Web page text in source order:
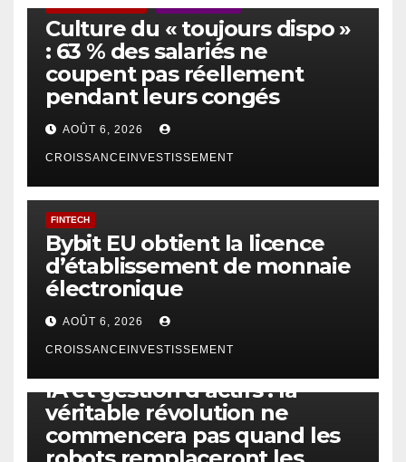
Culture du « toujours dispo »
: 63 % des salariés ne
coupent pas réellement
pendant leurs congés
AOÛT 6, 2026
CROISSANCEINVESTISSEMENT
FINTECH
Bybit EU obtient la licence
d’établissement de monnaie
électronique
AOÛT 6, 2026
CROISSANCEINVESTISSEMENT
IA et gestion d’actifs : la
véritable révolution ne
commencera pas quand les